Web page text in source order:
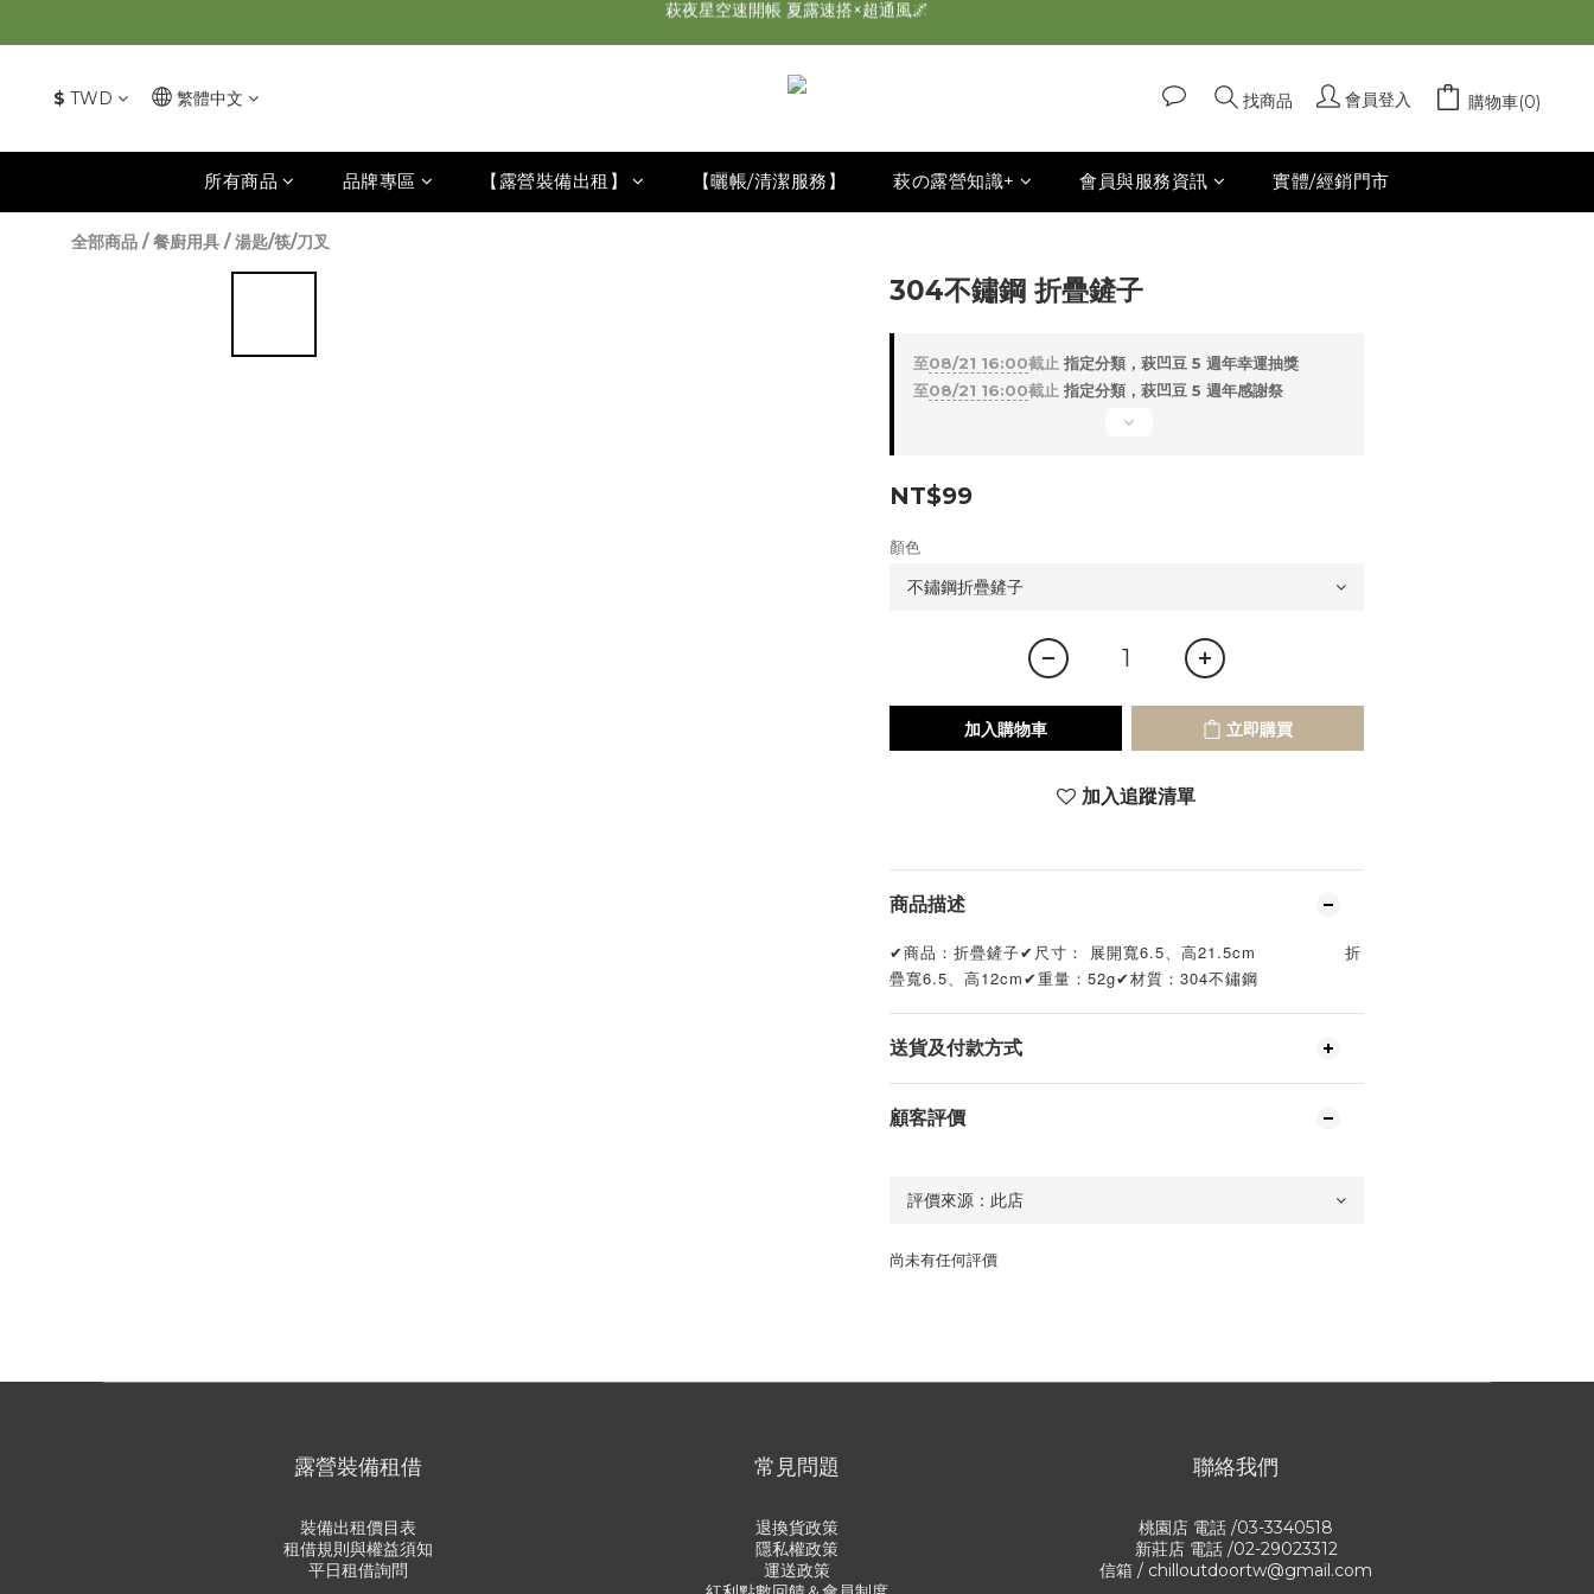
2026最新 萩遊之魂五單位2.0 發表⚡️
師丈了？Chill Outdoor 曬帳全台服務中
2026最新 萩遊之魂五單位2.0 發表⚡️
$ TWD 繁體中文 找商品 會員登入 購物車(0)
所有商品 品牌專區 【露營裝備出租】 【曬帳/清潔服務】 萩の露營知識+ 會員與服務資訊 實體/經銷門市
全部商品 /餐廚用具 /湯匙/筷/刀叉
304不鏽鋼 折疊鏟子
至08/21 16:00截止 指定分類，萩凹豆 5 週年幸運抽獎
至08/21 16:00截止 指定分類，萩凹豆 5 週年感謝祭
NT$99
顏色
加入購物車 立即購買
加入追蹤清單
商品描述
✔商品：折疊鏟子✔尺寸： 展開寬6.5、高21.5cm               折
疊寬6.5、高12cm✔重量：52g✔材質：304不鏽鋼
送貨及付款方式
顧客評價
尚未有任何評價
立即購買
露營裝備租借
裝備出租價目表
租借規則與權益須知
平日租借詢問
常見問題
退換貨政策
隱私權政策
運送政策
聯絡我們
桃園店 電話 /03-3340518
新莊店 電話 /02-29023312
信箱 / chilloutdoortw@gmail.com